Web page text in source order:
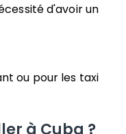
d'avoir un
ou pour les taxi
à Cuba ?